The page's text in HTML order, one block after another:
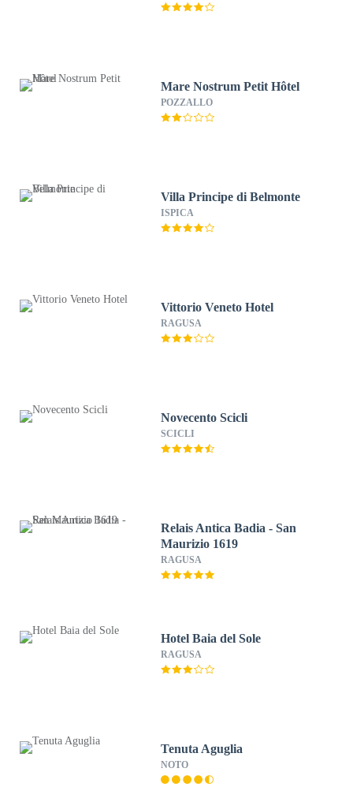
Mare Nostrum Petit Hôtel
POZZALLO
Villa Principe di Belmonte
ISPICA
Vittorio Veneto Hotel
RAGUSA
Novecento Scicli
SCICLI
Relais Antica Badia - San
Maurizio 1619
RAGUSA
Hotel Baia del Sole
RAGUSA
Tenuta Aguglia
NOTO